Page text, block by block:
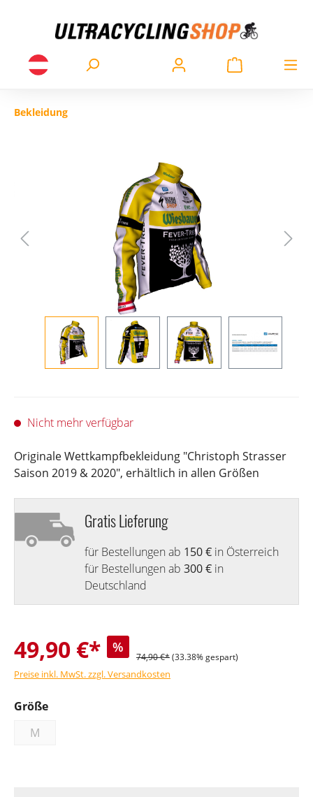
Bekleidung
Nicht mehr verfügbar
Originale Wettkampfbekleidung "Christoph Strasser
Saison 2019 & 2020", erhältlich in allen Größen
Gratis Lieferung
für Bestellungen ab 150 € in Österreich
für Bestellungen ab 300 € in
Deutschland
49,90 €* %
74,90 €*(33.38% gespart)
Preise inkl. MwSt. zzgl. Versandkosten
Größe
M